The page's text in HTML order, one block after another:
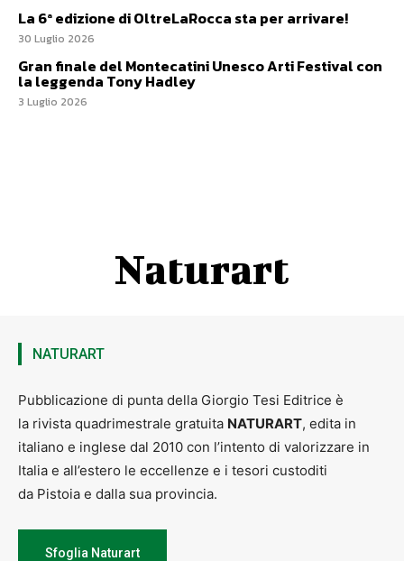
La 6ª edizione di OltreLaRocca sta per arrivare!
30 Luglio 2026
Gran finale del Montecatini Unesco Arti Festival con
la leggenda Tony Hadley
3 Luglio 2026
Naturart
NATURART
Pubblicazione di punta della Giorgio Tesi Editrice è
la rivista quadrimestrale gratuita NATURART, edita in
italiano e inglese dal 2010 con l’intento di valorizzare in
Italia e all’estero le eccellenze e i tesori custoditi
da Pistoia e dalla sua provincia.
Sfoglia Naturart